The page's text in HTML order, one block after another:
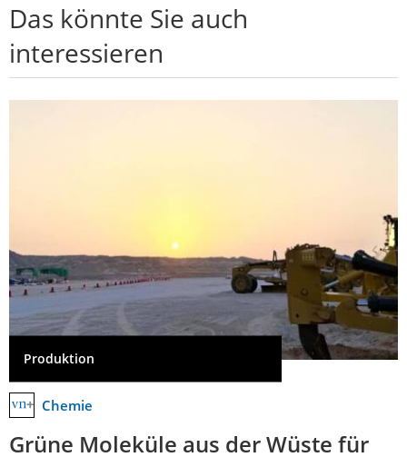
Das könnte Sie auch
interessieren
Produktion
Chemie
Grüne Moleküle aus der Wüste für